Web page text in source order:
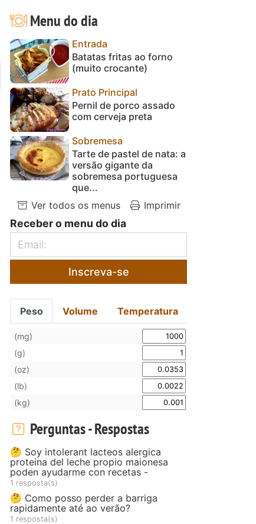
Menu do dia
Entrada
Batatas fritas ao forno
(muito crocante)
Prato Principal
Pernil de porco assado
com cerveja preta
Sobremesa
Tarte de pastel de nata: a
versão gigante da
sobremesa portuguesa
que...
Ver todos os menus
Imprimir
Receber o menu do dia
Inscreva-se
Peso Volume Temperatura
(mg)
(g)
(oz)
(lb)
(kg)
Perguntas - Respostas
🤔 Soy intolerant lacteos alergica
proteina del leche propio maionesa
poden ayudarme con recetas -
1 resposta(s)
🤔 Como posso perder a barriga
rapidamente até ao verão?
1 resposta(s)